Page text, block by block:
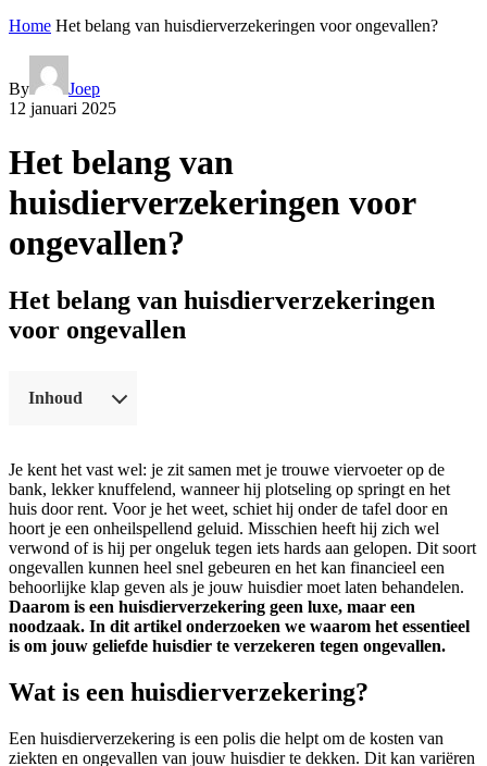
Home Het belang van huisdierverzekeringen voor ongevallen?
By
Joep
12 januari 2025
Het belang van
huisdierverzekeringen voor
ongevallen?
Het belang van huisdierverzekeringen
voor ongevallen
Inhoud
Je kent het vast wel: je zit samen met je trouwe viervoeter op de
bank, lekker knuffelend, wanneer hij plotseling op springt en het
huis door rent. Voor je het weet, schiet hij onder de tafel door en
hoort je een onheilspellend geluid. Misschien heeft hij zich wel
verwond of is hij per ongeluk tegen iets hards aan gelopen. Dit soort
ongevallen kunnen heel snel gebeuren en het kan financieel een
behoorlijke klap geven als je jouw huisdier moet laten behandelen.
Daarom is een huisdierverzekering geen luxe, maar een
noodzaak. In dit artikel onderzoeken we waarom het essentieel
is om jouw geliefde huisdier te verzekeren tegen ongevallen.
Wat is een huisdierverzekering?
Een huisdierverzekering is een polis die helpt om de kosten van
ziekten en ongevallen van jouw huisdier te dekken. Dit kan variëren